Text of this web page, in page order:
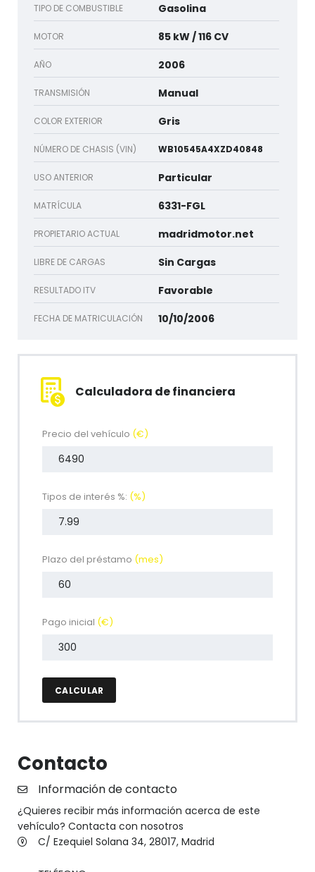
TIPO DE COMBUSTIBLE Gasolina
MOTOR 85 kW / 116 CV
AÑO 2006
TRANSMISIÓN Manual
COLOR EXTERIOR Gris
NÚMERO DE CHASIS (VIN) WB10545A4XZD40848
USO ANTERIOR Particular
MATRÍCULA 6331-FGL
PROPIETARIO ACTUAL madridmotor.net
LIBRE DE CARGAS Sin Cargas
RESULTADO ITV Favorable
FECHA DE MATRICULACIÓN 10/10/2006
Calculadora de financiera
Precio del vehículo (€)
Tipos de interés %: (%)
Plazo del préstamo (mes)
Pago inicial (€)
CALCULAR
Contacto
Información de contacto
¿Quieres recibir más información acerca de este
vehículo? Contacta con nosotros
C/ Ezequiel Solana 34, 28017, Madrid